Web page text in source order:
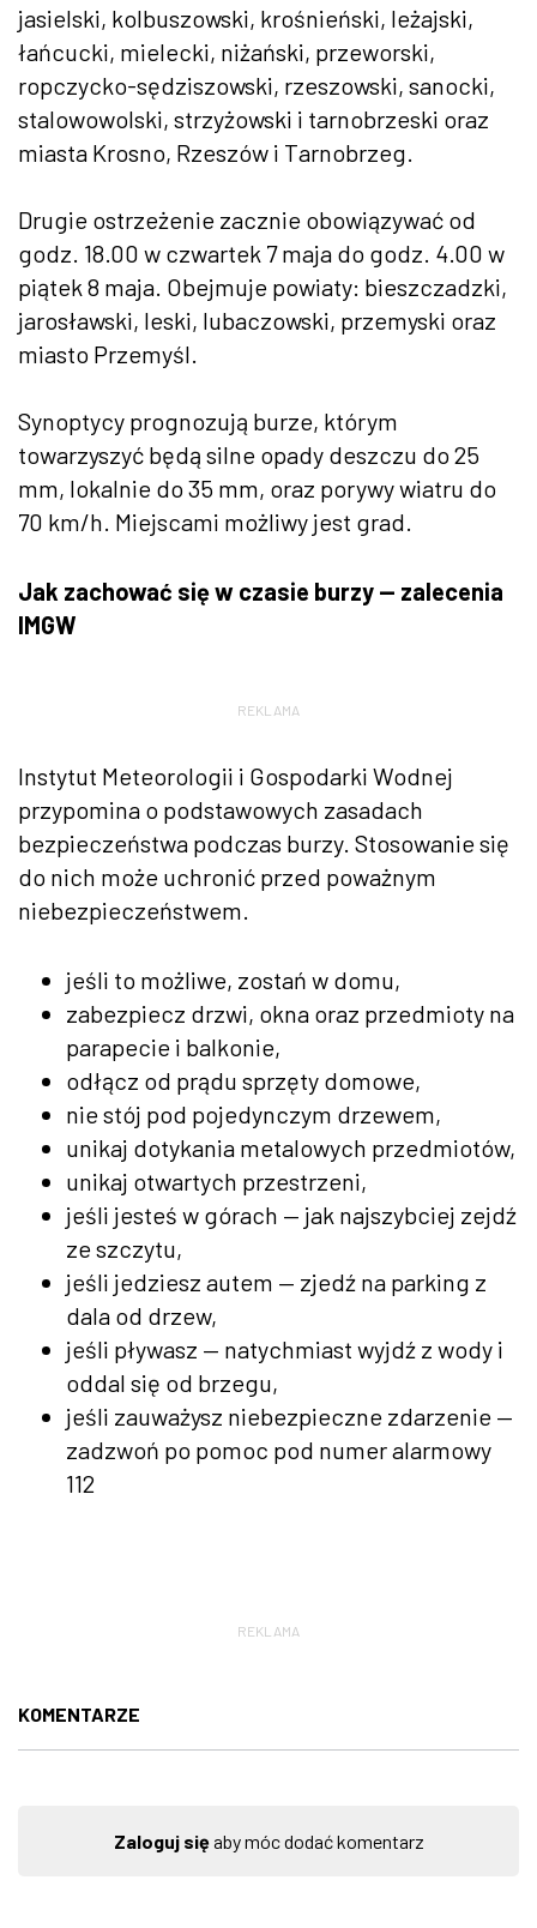
jasielski, kolbuszowski, krośnieński, leżajski,
łańcucki, mielecki, niżański, przeworski,
ropczycko-sędziszowski, rzeszowski, sanocki,
stalowowolski, strzyżowski i tarnobrzeski oraz
miasta Krosno, Rzeszów i Tarnobrzeg.
Drugie ostrzeżenie zacznie obowiązywać od
godz. 18.00 w czwartek 7 maja do godz. 4.00 w
piątek 8 maja. Obejmuje powiaty: bieszczadzki,
jarosławski, leski, lubaczowski, przemyski oraz
miasto Przemyśl.
Synoptycy prognozują burze, którym
towarzyszyć będą silne opady deszczu do 25
mm, lokalnie do 35 mm, oraz porywy wiatru do
70 km/h. Miejscami możliwy jest grad.
Jak zachować się w czasie burzy — zalecenia
IMGW
REKLAMA
Instytut Meteorologii i Gospodarki Wodnej
przypomina o podstawowych zasadach
bezpieczeństwa podczas burzy. Stosowanie się
do nich może uchronić przed poważnym
niebezpieczeństwem.
jeśli to możliwe, zostań w domu,
zabezpiecz drzwi, okna oraz przedmioty na
parapecie i balkonie,
odłącz od prądu sprzęty domowe,
nie stój pod pojedynczym drzewem,
unikaj dotykania metalowych przedmiotów,
unikaj otwartych przestrzeni,
jeśli jesteś w górach — jak najszybciej zejdź
ze szczytu,
jeśli jedziesz autem — zjedź na parking z
dala od drzew,
jeśli pływasz — natychmiast wyjdź z wody i
oddal się od brzegu,
jeśli zauważysz niebezpieczne zdarzenie —
zadzwoń po pomoc pod numer alarmowy
112
REKLAMA
KOMENTARZE
Zaloguj sięaby móc dodać komentarz